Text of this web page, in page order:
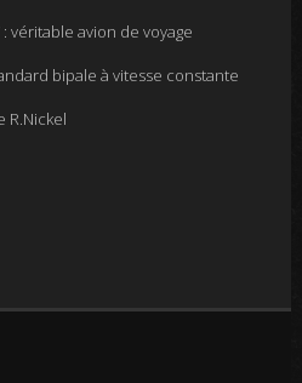
: véritable avion de voyage
bipale à vitesse constante
R.Nickel